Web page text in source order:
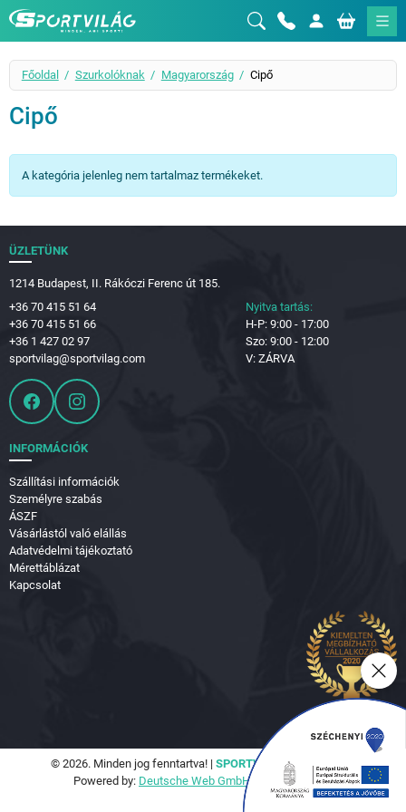
Sportvilág
Főoldal Szurkolóknak Magyarország Cipő
Cipő
A kategória jelenleg nem tartalmaz termékeket.
ÜZLETÜNK
1214 Budapest, II. Rákóczi Ferenc út 185.
+36 70 415 51 64
+36 70 415 51 66
+36 1 427 02 97
sportvilag@sportvilag.com
Nyitva tartás:
H-P: 9:00 - 17:00
Szo: 9:00 - 12:00
V: ZÁRVA
INFORMÁCIÓK
Szállítási információk
Személyre szabás
ÁSZF
Vásárlástól való elállás
Adatvédelmi tájékoztató
Mérettáblázat
Kapcsolat
© 2026. Minden jog fenntartva! | SPORTVILÁG Hungary Kft.
Powered by: Deutsche Web GmbH. Seo Tools Kft.